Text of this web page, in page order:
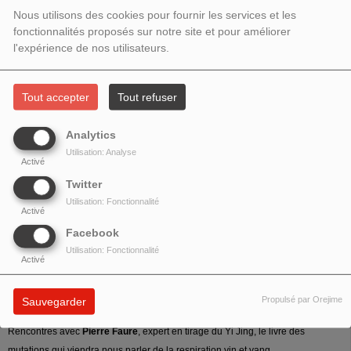
Nous utilisons des cookies pour fournir les services et les
fonctionnalités proposés sur notre site et pour améliorer
l'expérience de nos utilisateurs.
Tout accepter Tout refuser
Analytics
Activé
Utilisation: Analyse
Twitter
Activé
Utilisation: Fonctionnalité
Facebook
Activé
Utilisation: Fonctionnalité
Sauvegarder Propulsé par Orejime
FAURE, EXPERT EN TIRAGE DU YI
JING
Thème: Naviguer dans l'invisible
Rencontres avecPierre Faure, expert en tirage du Yi Jing, le livre des